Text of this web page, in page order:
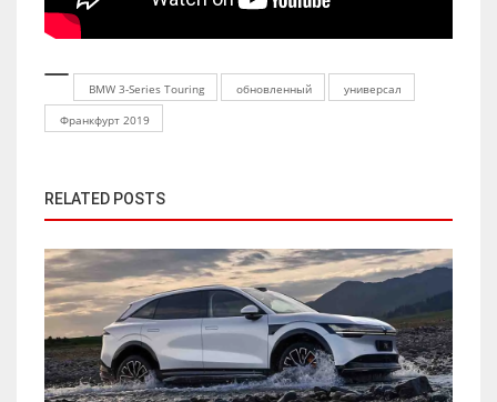
BMW 3-Series Touring обновленный
универсал
Франкфурт 2019
RELATED POSTS